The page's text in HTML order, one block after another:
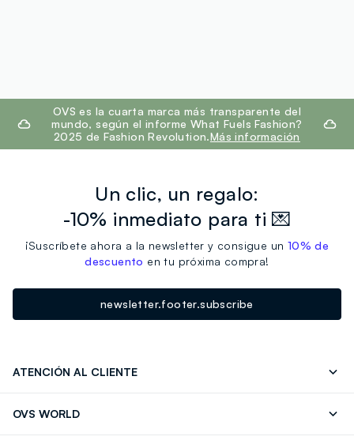
footer.ariatitleOVS es la cuarta marca más transparente del
mundo, según el informe What Fuels Fashion?
2025 de Fashion Revolution.Más información
Un clic, un regalo:
-10% inmediato para ti 💌
¡Suscríbete ahora a la newsletter y consigue un 10% de
descuento en tu próxima compra!
newsletter.footer.subscribe
ATENCIÓN AL CLIENTE
OVS WORLD